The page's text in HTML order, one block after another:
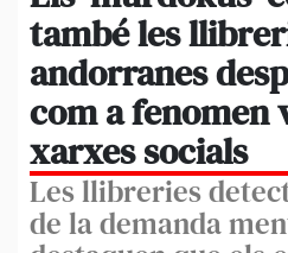
també les
andorranes
com a fenomen
xarxes socials
Les llibreries
de la demanda